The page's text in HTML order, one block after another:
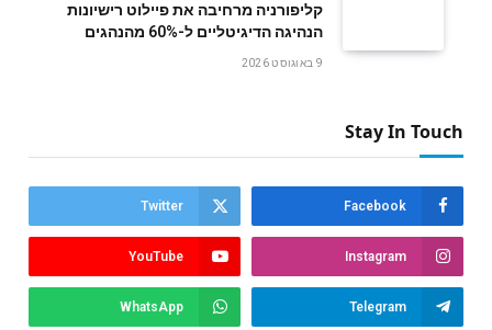
קליפורניה מרחיבה את פיילוט רישיונות
הנהיגה הדיגיטליים ל-60% מהנהגים
9 באוגוסט 2026
Stay In Touch
Facebook
Twitter
Instagram
YouTube
Telegram
WhatsApp